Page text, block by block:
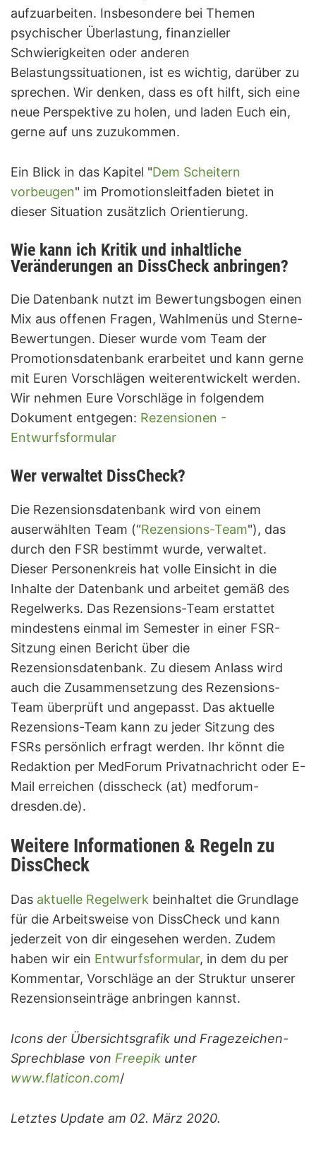
aufzuarbeiten. Insbesondere bei Themen
psychischer Überlastung, finanzieller
Schwierigkeiten oder anderen
Belastungssituationen, ist es wichtig, darüber zu
sprechen. Wir denken, dass es oft hilft, sich eine
neue Perspektive zu holen, und laden Euch ein,
gerne auf uns zuzukommen.
Ein Blick in das Kapitel "Dem Scheitern
vorbeugen" im Promotionsleitfaden bietet in
dieser Situation zusätzlich Orientierung.
Wie kann ich Kritik und inhaltliche
Veränderungen an DissCheck anbringen?
Die Datenbank nutzt im Bewertungsbogen einen
Mix aus offenen Fragen, Wahlmenüs und Sterne-
Bewertungen. Dieser wurde vom Team der
Promotionsdatenbank erarbeitet und kann gerne
mit Euren Vorschlägen weiterentwickelt werden.
Wir nehmen Eure Vorschläge in folgendem
Dokument entgegen: Rezensionen -
Entwurfsformular
Wer verwaltet DissCheck?
Die Rezensionsdatenbank wird von einem
auserwählten Team (“Rezensions-Team"), das
durch den FSR bestimmt wurde, verwaltet.
Dieser Personenkreis hat volle Einsicht in die
Inhalte der Datenbank und arbeitet gemäß des
Regelwerks. Das Rezensions-Team erstattet
mindestens einmal im Semester in einer FSR-
Sitzung einen Bericht über die
Rezensionsdatenbank. Zu diesem Anlass wird
auch die Zusammensetzung des Rezensions-
Team überprüft und angepasst. Das aktuelle
Rezensions-Team kann zu jeder Sitzung des
FSRs persönlich erfragt werden. Ihr könnt die
Redaktion per MedForum Privatnachricht oder E-
Mail erreichen (disscheck (at) medforum-
dresden.de).
Weitere Informationen & Regeln zu
DissCheck
Das aktuelle Regelwerk beinhaltet die Grundlage
für die Arbeitsweise von DissCheck und kann
jederzeit von dir eingesehen werden. Zudem
haben wir ein Entwurfsformular, in dem du per
Kommentar, Vorschläge an der Struktur unserer
Rezensionseinträge anbringen kannst.
Icons der Übersichtsgrafik und Fragezeichen-
Sprechblase von Freepik unter
www.flaticon.com/
Letztes Update am 02. März 2020.